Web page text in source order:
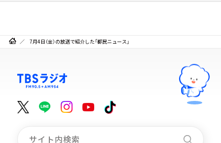
7月4日（金）の放送で紹介した「都民ニュース」